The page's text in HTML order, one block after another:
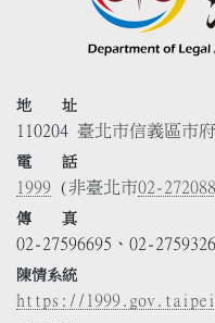
地 址
110204 臺北市信義區市
電 話
1999 (非臺北市02-
傳 真
02-27596695、02-
陳情系統
https://1999.gov.taipei